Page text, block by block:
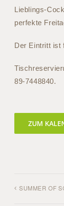
Lieblings-
perfekte
Der Eintritt ist
89-7448840.
ZUM
SUMMER OF